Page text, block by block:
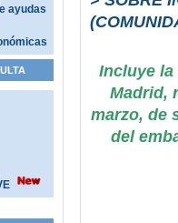
Incluye
Madrid,
marzo, de
del
ayudas